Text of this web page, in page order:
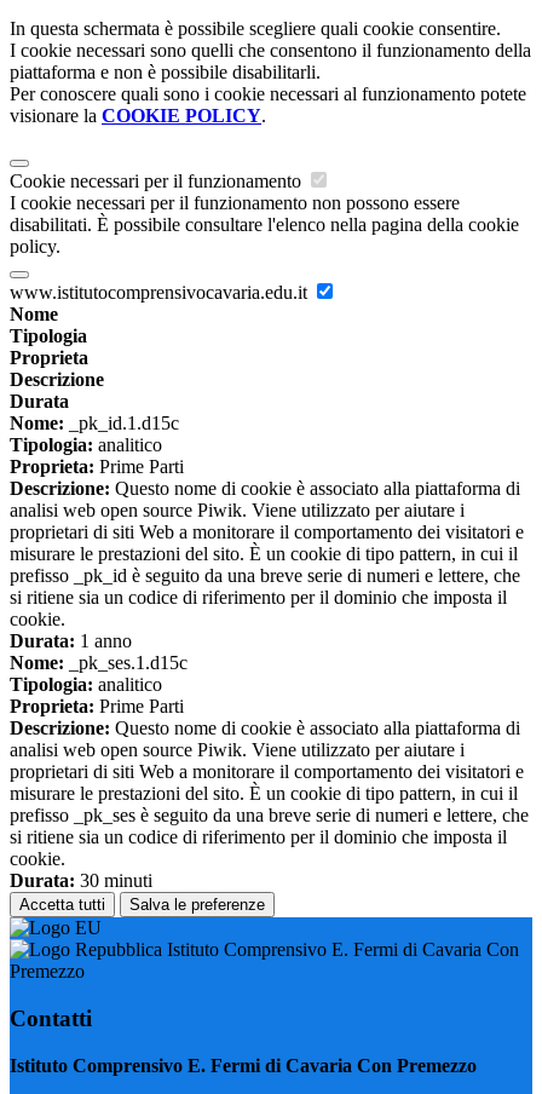
In questa schermata è possibile scegliere quali cookie consentire.
I cookie necessari sono quelli che consentono il funzionamento della
piattaforma e non è possibile disabilitarli.
Per conoscere quali sono i cookie necessari al funzionamento potete
visionare la COOKIE POLICY.
Cookie necessari per il funzionamento
I cookie necessari per il funzionamento non possono essere
disabilitati. È possibile consultare l'elenco nella pagina della cookie
policy.
www.istitutocomprensivocavaria.edu.it
Nome
Tipologia
Proprieta
Descrizione
Durata
Nome: _pk_id.1.d15c
Tipologia: analitico
Proprieta: Prime Parti
Descrizione: Questo nome di cookie è associato alla piattaforma di
analisi web open source Piwik. Viene utilizzato per aiutare i
proprietari di siti Web a monitorare il comportamento dei visitatori e
misurare le prestazioni del sito. È un cookie di tipo pattern, in cui il
prefisso _pk_id è seguito da una breve serie di numeri e lettere, che
si ritiene sia un codice di riferimento per il dominio che imposta il
cookie.
Durata: 1 anno
Nome: _pk_ses.1.d15c
Tipologia: analitico
Proprieta: Prime Parti
Descrizione: Questo nome di cookie è associato alla piattaforma di
analisi web open source Piwik. Viene utilizzato per aiutare i
proprietari di siti Web a monitorare il comportamento dei visitatori e
misurare le prestazioni del sito. È un cookie di tipo pattern, in cui il
prefisso _pk_ses è seguito da una breve serie di numeri e lettere, che
si ritiene sia un codice di riferimento per il dominio che imposta il
cookie.
Durata: 30 minuti
Accetta tutti Salva le preferenze
Istituto Comprensivo E. Fermi di Cavaria Con
Premezzo
Contatti
Istituto Comprensivo E. Fermi di Cavaria Con Premezzo